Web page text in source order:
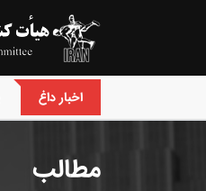
اخبار داغ
مطالب